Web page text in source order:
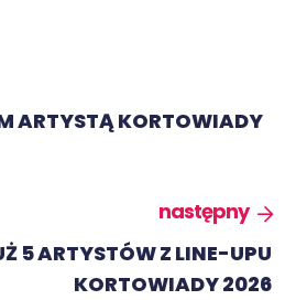
ARTYSTĄ KORTOWIADY
następny
5 ARTYSTÓW Z LINE-UPU
KORTOWIADY 2026